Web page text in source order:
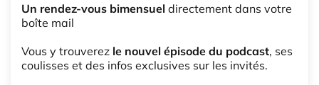
Un rendez-vous bimensuel directement dans votre
boîte mail
Vous y trouverez le nouvel épisode du podcast, ses
coulisses et des infos exclusives sur les invités.